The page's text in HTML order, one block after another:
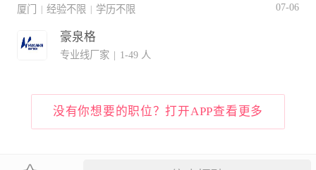
厦门 | 经验不限 | 学历不限 07-06
豪泉格
专业线厂家 | 1-49 人
没有你想要的职位？打开APP查看更多